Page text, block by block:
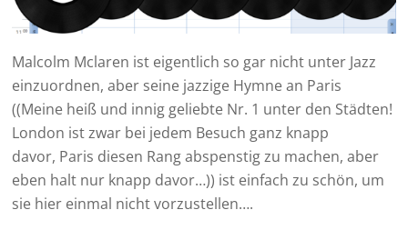
Malcolm Mclaren ist eigentlich so gar nicht unter Jazz
einzuordnen, aber seine jazzige Hymne an Paris
((Meine heiß und innig geliebte Nr. 1 unter den Städten!
London ist zwar bei jedem Besuch ganz knapp
davor, Paris diesen Rang abspenstig zu machen, aber
eben halt nur knapp davor…)) ist einfach zu schön, um
sie hier einmal nicht vorzustellen….